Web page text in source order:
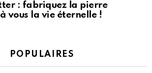
: fabriquez la pierre
vous la vie éternelle !
POPULAIRES